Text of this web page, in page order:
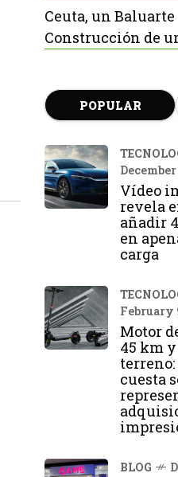
Ceuta, un Baluarte
Construcción de
POPULAR
Vídeo
revela
añadir
en
carga
February
Motor
45 km
terreno:
cuesta
BLOG